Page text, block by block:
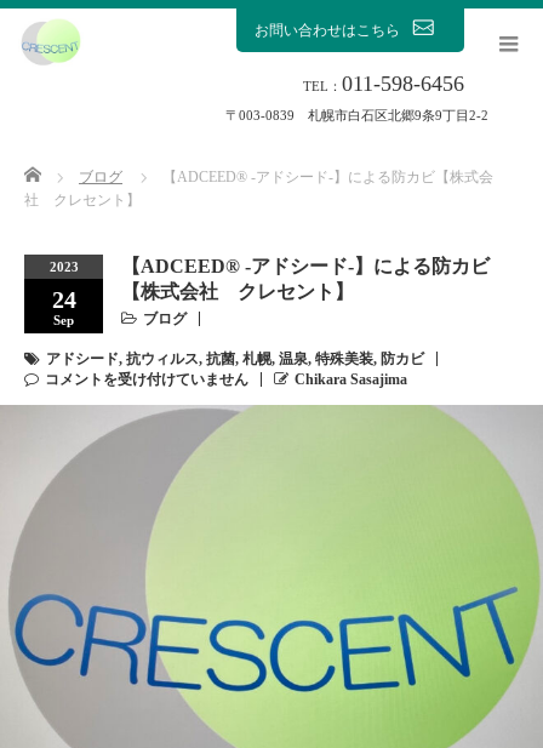
お問い合わせはこちら
TEL：011-598-6456
〒003-0839 札幌市白石区北郷9条9丁目2-2
Home ブログ
【ADCEED®︎ -アドシード-】による防カビ【株式会
社 クレセント】
2023
24
Sep
【ADCEED®︎ -アドシード-】による防カビ
【株式会社 クレセント】
ブログ
アドシード, 抗ウィルス, 抗菌, 札幌, 温泉, 特殊美装, 防カビ
コメントを受け付けていません
Chikara Sasajima